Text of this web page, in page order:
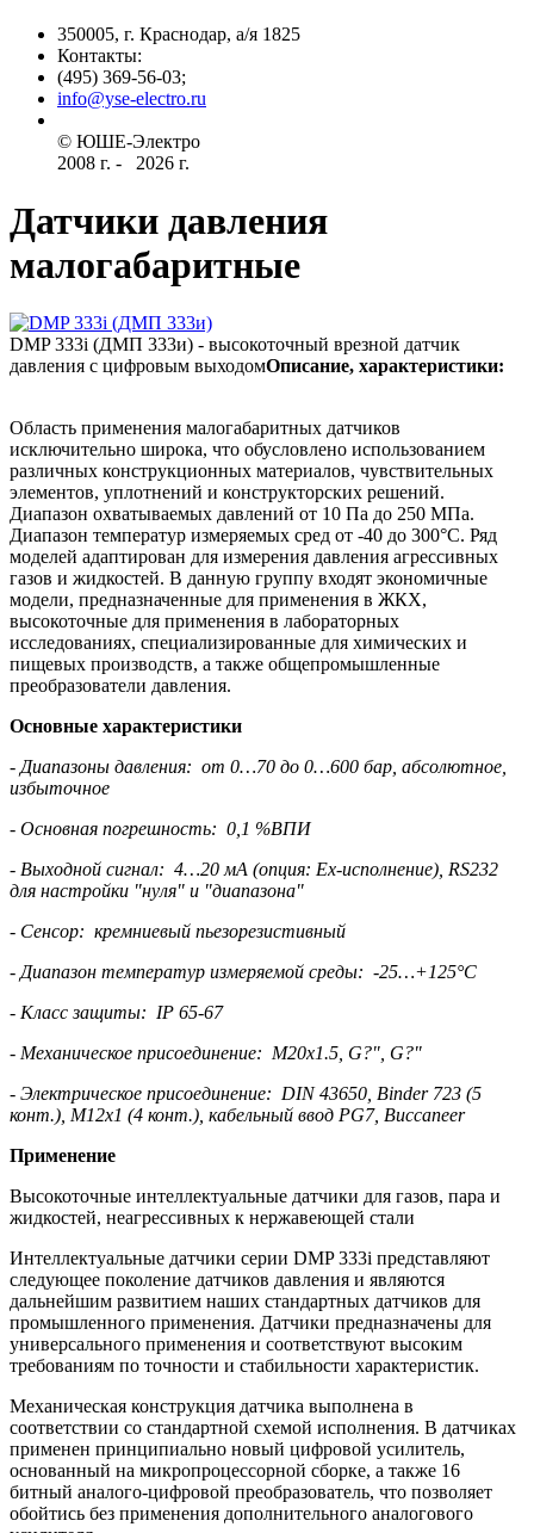
350005, г. Краснодар, а/я 1825
Контакты: ­
(495) 369-56-03;
info@yse-electro.ru­
© ЮШЕ-Эл­ектро ­
2008 г­. - ­ ­­­­­
2026 г.
Датчики давления
малогабаритные
DMP 333i (ДМП 333и) - высокоточный врезной датчик
давления с цифровым выходомОписание, характеристики:
Область применения малогабаритных датчиков
исключительно широка, что обусловлено использованием
различных конструкционных материалов, чувствительных
элементов, уплотнений и конструкторских решений.
Диапазон охватываемых давлений от 10 Па до 250 МПа.
Диапазон температур измеряемых сред от -40 до 300°С. Ряд
моделей адаптирован для измерения давления агрессивных
газов и жидкостей. В данную группу входят экономичные
модели, предназначенные для применения в ЖКХ,
высокоточные для применения в лабораторных
исследованиях, специализированные для химических и
пищевых производств, а также общепромышленные
преобразователи давления.
Основные характеристики
- Диапазоны давления: от 0…70 до 0…600 бар, абсолютное,
избыточное
- Основная погрешность: 0,1 %ВПИ
- Выходной сигнал: 4…20 мA (опция: Ex-исполнение), RS232
для настройки "нуля" и "диапазона"
- Сенсор: кремниевый пьезорезистивный
- Диапазон температур измеряемой среды: -25…+125°C
- Класс защиты: IP 65-67
- Механическое присоединение: M20x1.5, G?", G?"
- Электрическое присоединение: DIN 43650, Binder 723 (5
конт.), M12x1 (4 конт.), кабельный ввод PG7, Buccaneer
Применение
Высокоточные интеллектуальные датчики для газов, пара и
жидкостей, неагрессивных к нержавеющей стали
Интеллектуальные датчики серии DMP 333i представляют
следующее поколение датчиков давления и являются
дальнейшим развитием наших стандартных датчиков для
промышленного применения. Датчики предназначены для
универсального применения и соответствуют высоким
требованиям по точности и стабильности характеристик.
Механическая конструкция датчика выполнена в
соответствии со стандартной схемой исполнения. В датчиках
применен принципиально новый цифровой усилитель,
основанный на микропроцессорной сборке, а также 16
битный аналого-цифровой преобразователь, что позволяет
обойтись без применения дополнительного аналогового